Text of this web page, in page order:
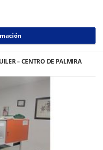
– CENTRO DE PALMIRA